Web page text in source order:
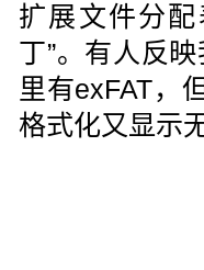
扩展文件分
丁”。有人反
里有exFAT，
格式化又显示